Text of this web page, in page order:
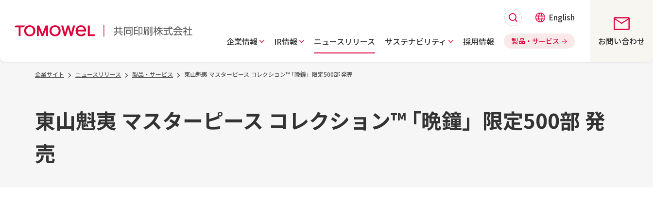
English
企業情報 IR情報 ニュースリリース サステナビリティ 採用情報 製品・サービス お問い合わせ
企業サイト ニュースリリース 製品・サービス 東山魁夷 マスターピース コレクション™ ｢晩鐘」限定500部 発売
東山魁夷 マスターピース コレクション™ ｢晩鐘」限定500部 発
売